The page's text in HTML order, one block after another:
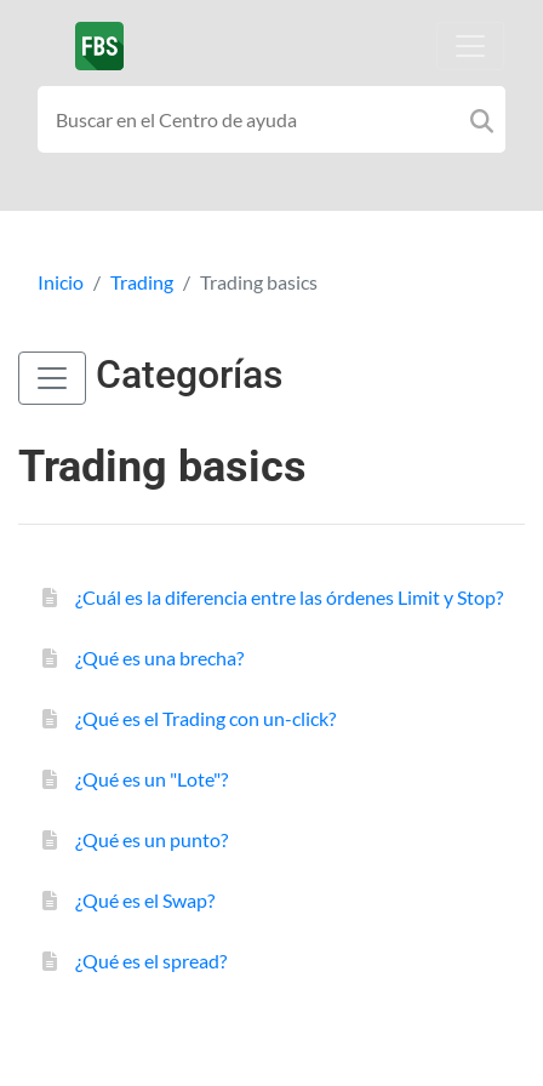
Inicio Trading Trading basics
Categorías
Trading basics
¿Cuál es la diferencia entre las órdenes Limit y Stop?
¿Qué es una brecha?
¿Qué es el Trading con un-click?
¿Qué es un "Lote"?
¿Qué es un punto?
¿Qué es el Swap?
¿Qué es el spread?